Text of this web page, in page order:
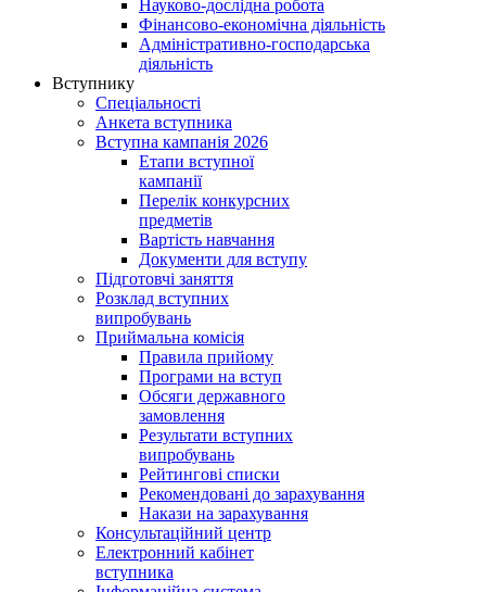
Науково-дослідна робота
Фінансово-економічна діяльність
Адміністративно-господарська
діяльність
Вступнику
Спеціальності
Анкета вступника
Вступна кампанія 2026
Етапи вступної
кампанії
Перелік конкурсних
предметів
Вартість навчання
Документи для вступу
Підготовчі заняття
Розклад вступних
випробувань
Приймальна комісія
Правила прийому
Програми на вступ
Обсяги державного
замовлення
Результати вступних
випробувань
Рейтингові списки
Рекомендовані до зарахування
Накази на зарахування
Консультаційний центр
Електронний кабінет
вступника